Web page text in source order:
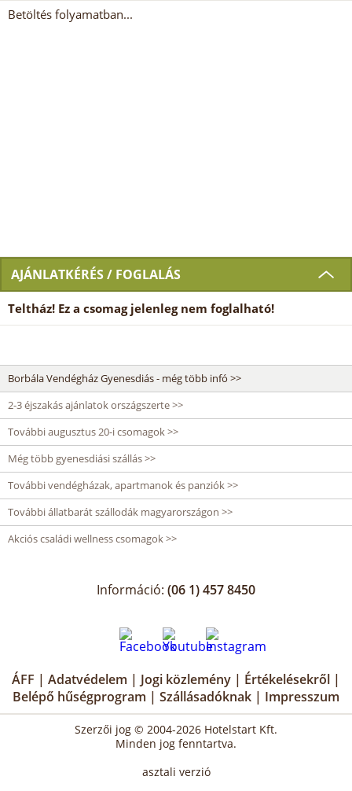
Betöltés folyamatban...
AJÁNLATKÉRÉS / FOGLALÁS
Teltház! Ez a csomag jelenleg nem foglalható!
Borbála Vendégház Gyenesdiás - még több infó >>
2-3 éjszakás ajánlatok országszerte >>
További augusztus 20-i csomagok >>
Még több gyenesdiási szállás >>
További vendégházak, apartmanok és panziók >>
További állatbarát szállodák magyarországon >>
Akciós családi wellness csomagok >>
Információ: (06 1) 457 8450
ÁFF | Adatvédelem | Jogi közlemény | Értékelésekről |
Belépő hűségprogram | Szállásadóknak | Impresszum
Szerzői jog © 2004-2026 Hotelstart Kft.
Minden jog fenntartva.
asztali verzió